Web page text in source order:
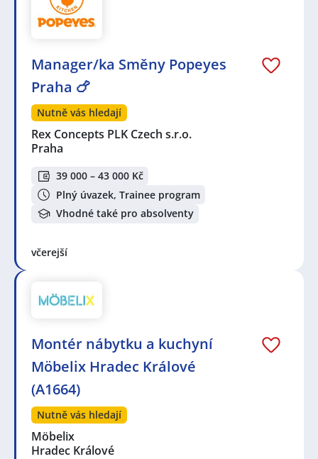
Manager/ka Směny Popeyes
Praha 🍗
Nutně vás hledají
Rex Concepts PLK Czech s.r.o.
Praha
39 000 – 43 000 Kč
Plný úvazek, Trainee program
Vhodné také pro absolventy
včerejší
Montér nábytku a kuchyní
Möbelix Hradec Králové
(A1664)
Nutně vás hledají
Möbelix
Hradec Králové